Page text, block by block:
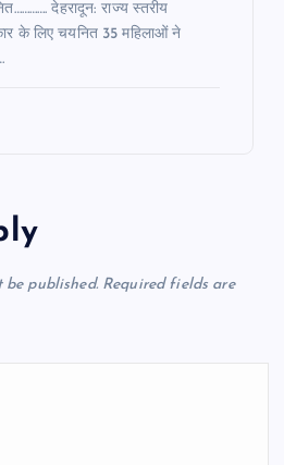
देहरादून: राज्य स्तरीय
के लिए चयनित 35 महिलाओं ने
be published. Required fields are